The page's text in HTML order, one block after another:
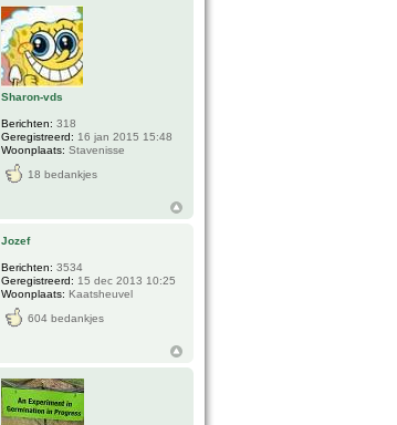
Sharon-vds
Berichten: 318
Geregistreerd: 16 jan 2015 15:48
Woonplaats: Stavenisse
18 bedankjes
Jozef
Berichten: 3534
Geregistreerd: 15 dec 2013 10:25
Woonplaats: Kaatsheuvel
604 bedankjes